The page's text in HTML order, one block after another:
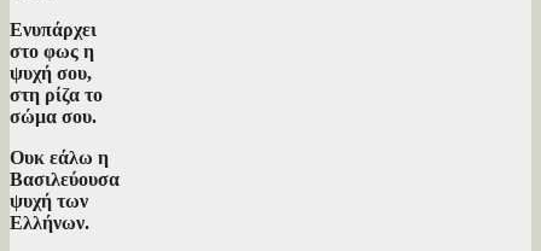
Ενυπάρχει
στο φως η
ψυχή σου,
στη ρίζα το
σώμα σου.
Ουκ εάλω η
Βασιλεύουσα
ψυχή των
Ελλήνων.